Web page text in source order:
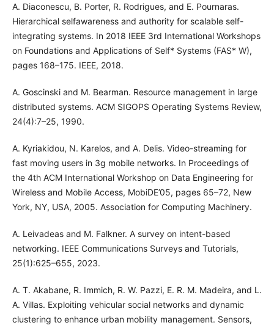
A. Diaconescu, B. Porter, R. Rodrigues, and E. Pournaras.
Hierarchical selfawareness and authority for scalable self-
integrating systems. In 2018 IEEE 3rd International Workshops
on Foundations and Applications of Self* Systems (FAS* W),
pages 168–175. IEEE, 2018.
A. Goscinski and M. Bearman. Resource management in large
distributed systems. ACM SIGOPS Operating Systems Review,
24(4):7–25, 1990.
A. Kyriakidou, N. Karelos, and A. Delis. Video-streaming for
fast moving users in 3g mobile networks. In Proceedings of
the 4th ACM International Workshop on Data Engineering for
Wireless and Mobile Access, MobiDE’05, pages 65–72, New
York, NY, USA, 2005. Association for Computing Machinery.
A. Leivadeas and M. Falkner. A survey on intent-based
networking. IEEE Communications Surveys and Tutorials,
25(1):625–655, 2023.
A. T. Akabane, R. Immich, R. W. Pazzi, E. R. M. Madeira, and L.
A. Villas. Exploiting vehicular social networks and dynamic
clustering to enhance urban mobility management. Sensors,